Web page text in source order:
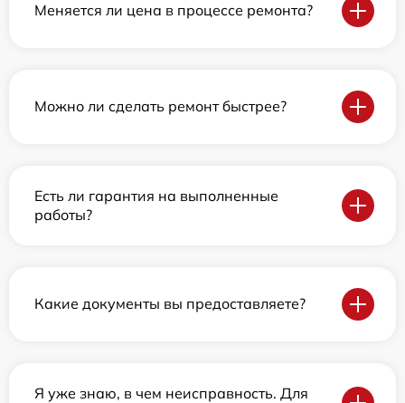
Меняется ли цена в процессе ремонта?
Можно ли сделать ремонт быстрее?
Есть ли гарантия на выполненные
работы?
Какие документы вы предоставляете?
Я уже знаю, в чем неисправность. Для